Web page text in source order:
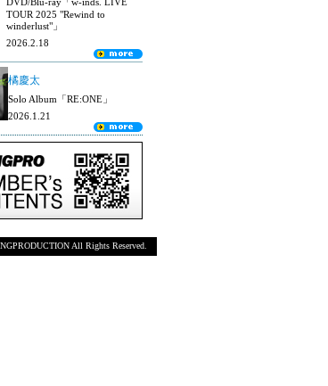
TOUR 2025 "Rewind to
winderlust"」
2026.2.18
橘慶太
Solo Album「RE:ONE」
2026.1.21
All Rights Reserved.